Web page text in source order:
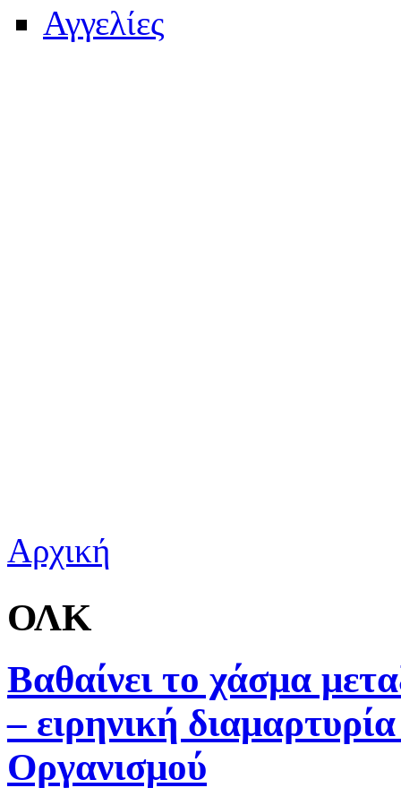
Αγγελίες
Είστε εδώ
Αρχική
ΟΛΚ
Βαθαίνει το χάσμα
– ειρηνική
Οργανισμού